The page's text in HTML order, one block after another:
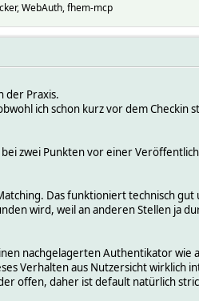
WebAuth, fhem-mcp
der Praxis.
ich schon kurz vor dem Checkin
zwei Punkten vor einer
Das funktioniert technisch
wird, weil an anderen Stellen ja
nachgelagerten Authentikator
Verhalten aus Nutzersicht wirklich
offen, daher ist default natürlich